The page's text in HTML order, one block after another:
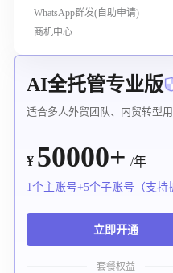
WhatsApp群发(自助申请)
商机中心
AI全托管专业版
适合多人外贸团队、内贸转型
¥ 50000+ /年
1个主账号+5个子账号（支持
立即开通
套餐权益